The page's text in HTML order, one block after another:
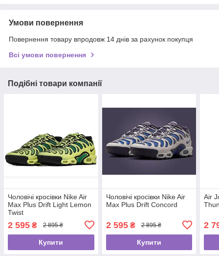
Умови повернення
Повернення товару впродовж 14 днів за рахунок покупця
Всі умови повернення
Подібні товари компанії
Чоловічі кросівки Nike Air
Max Plus Drift Light Lemon
Twist
2 595 ₴ 2 895 ₴
Купити
Чоловічі кросівки Nike Air
Max Plus Drift Concord
2 595₴ 2 895 ₴
Купити
Air
2